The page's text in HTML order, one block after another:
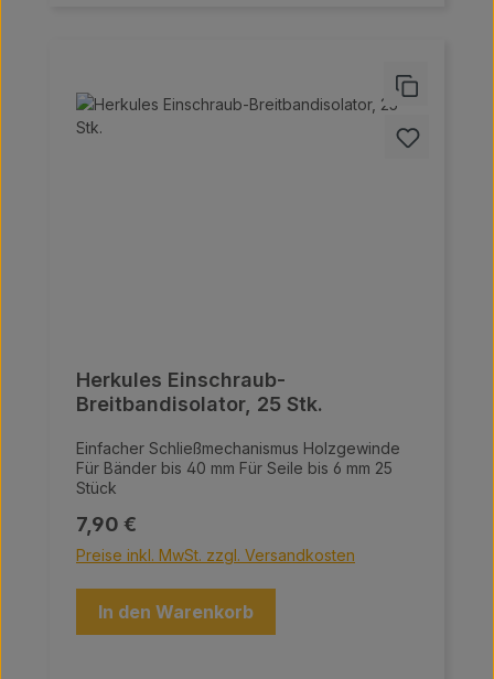
Herkules Einschraub-
Breitbandisolator, 25 Stk.
Einfacher Schließmechanismus Holzgewinde
Für Bänder bis 40 mm Für Seile bis 6 mm 25
Stück
Regulärer Preis:
7,90 €
Preise inkl. MwSt. zzgl. Versandkosten
In den Warenkorb